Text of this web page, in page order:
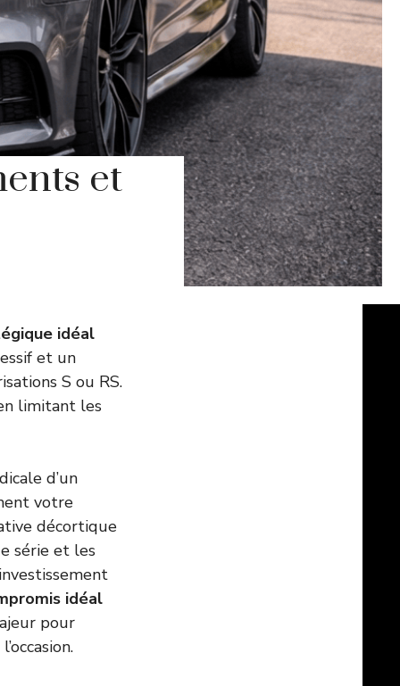
et
idéal
et un
S ou RS.
limitant les
d’un
votre
décortique
série et les
idéal
pour